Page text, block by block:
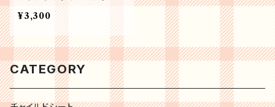
¥3,300
CATEGORY